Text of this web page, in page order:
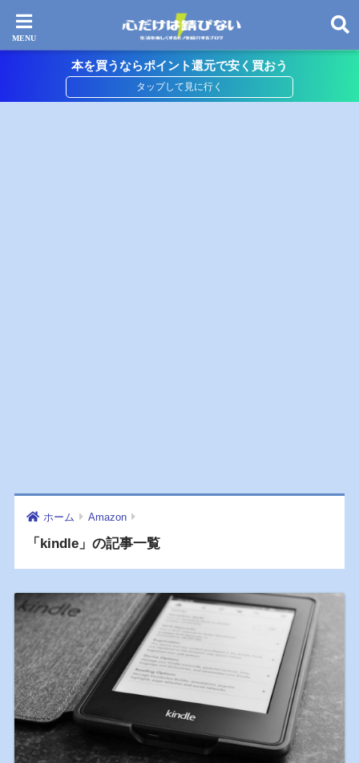
本を買うならポイント還元で安く買おう
ホーム Amazon
「kindle」の記事一覧